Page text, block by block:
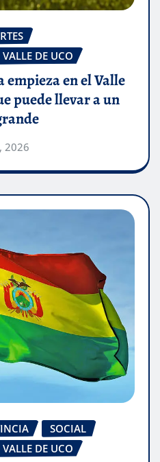
VALLE DE UCO
en el Valle
puede llevar a un
2026
SOCIAL
VALLE DE UCO